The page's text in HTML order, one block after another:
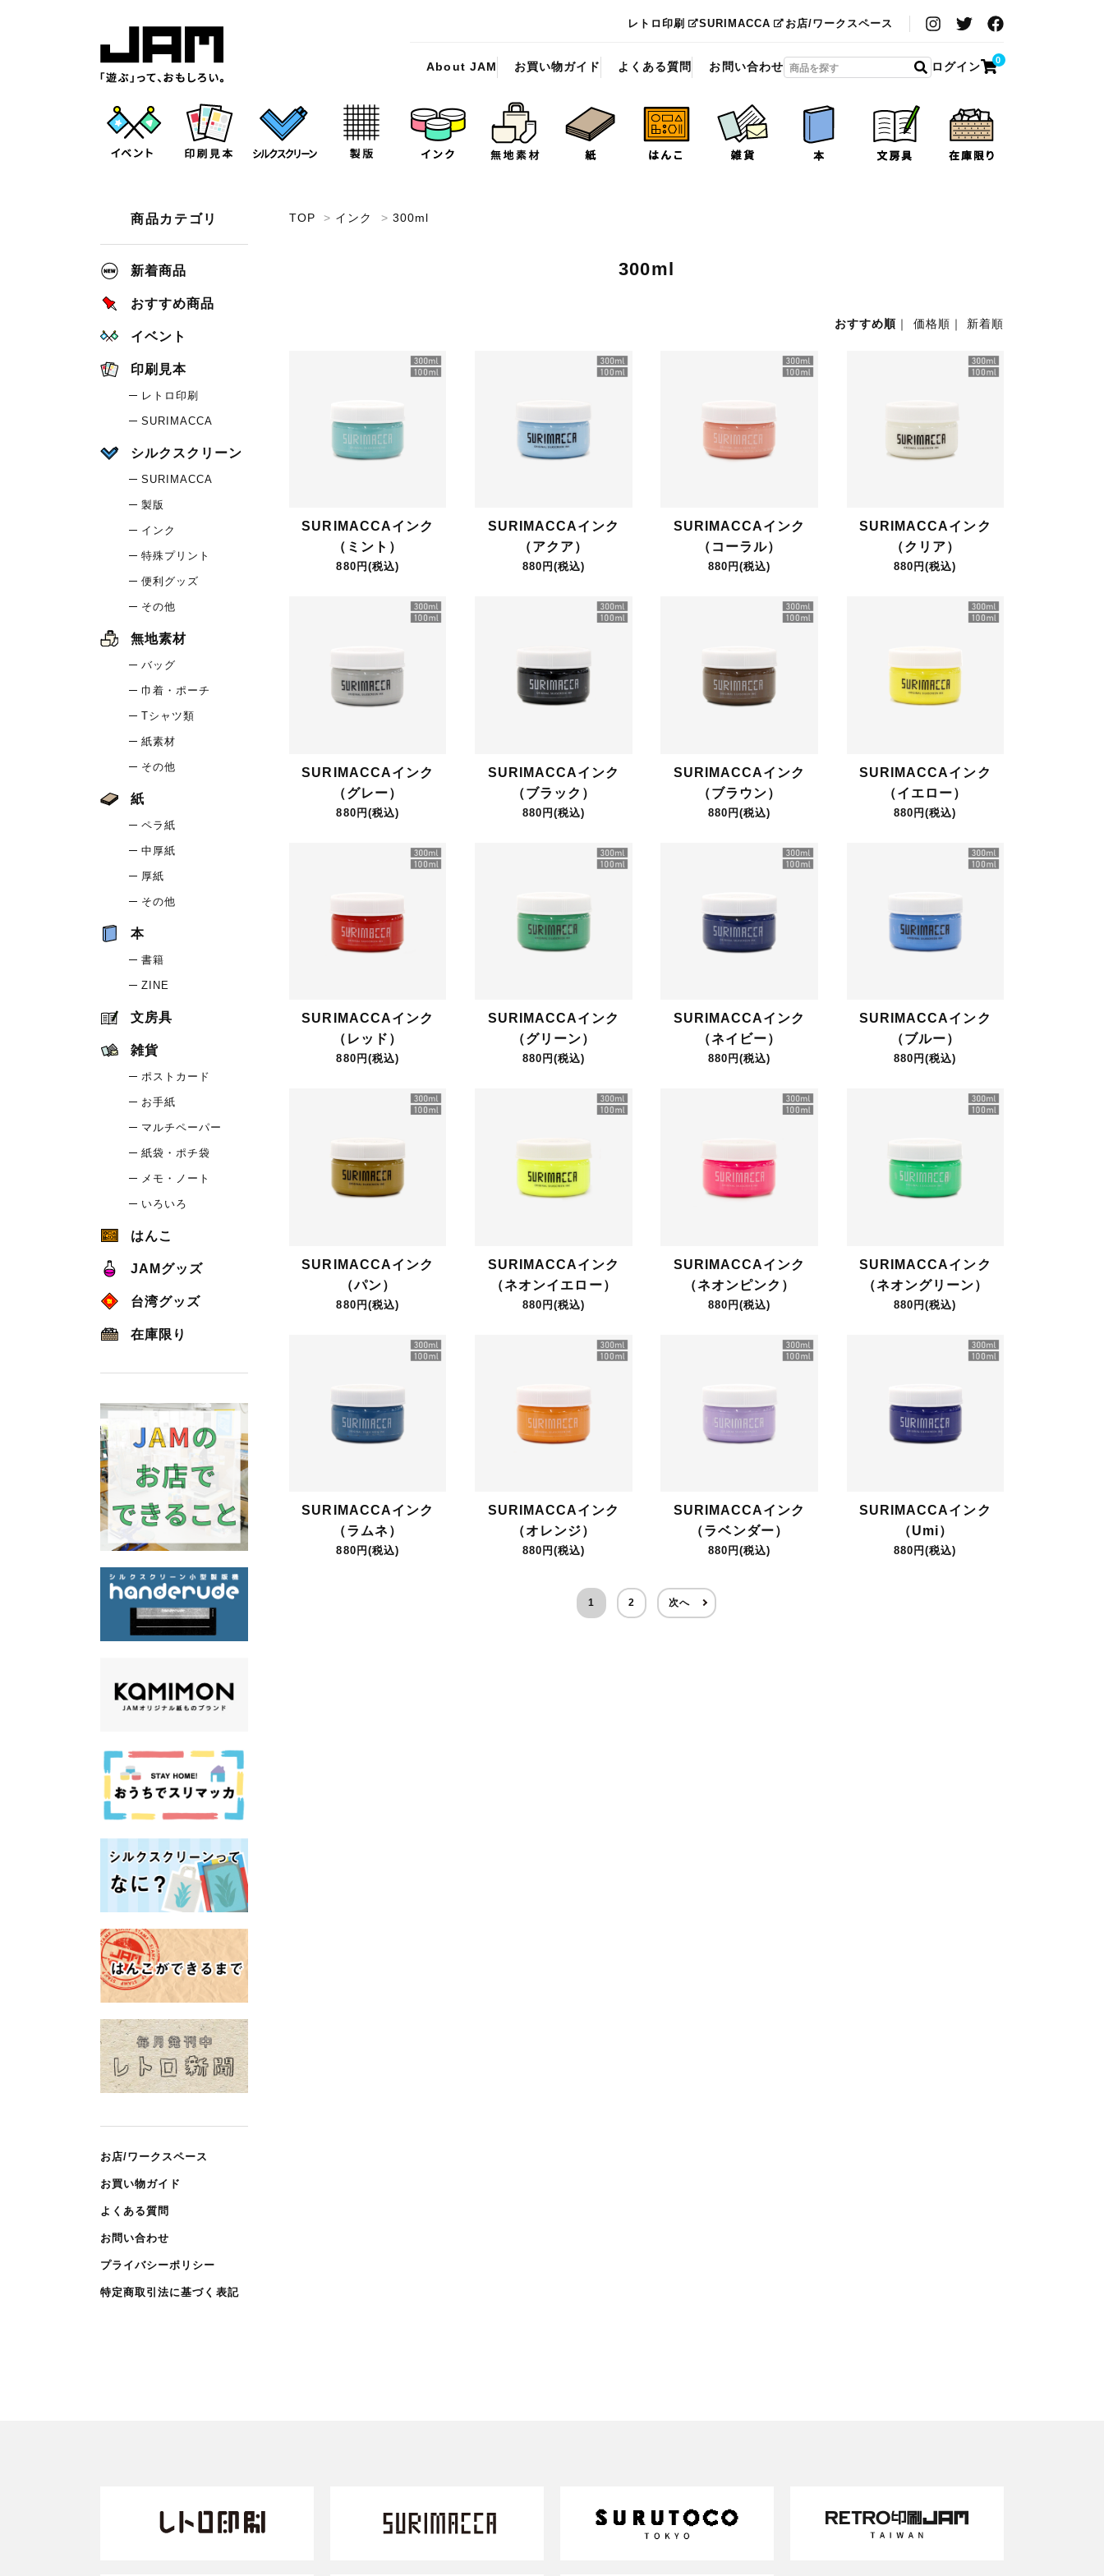
レトロ印刷 SURIMACCA お店/ワークスペース
About JAM お買い物ガイド よくある質問 お問い合わせ ログイン 0
TOP > インク > 300ml
300ml
おすすめ順 ｜ 価格順 ｜ 新着順
SURIMACCAインク
（ミント）
880円(税込)
SURIMACCAインク
（アクア）
880円(税込)
SURIMACCAインク
（コーラル）
880円(税込)
SURIMACCAインク
（クリア）
880円(税込)
SURIMACCAインク
（グレー）
880円(税込)
SURIMACCAインク
（ブラック）
880円(税込)
SURIMACCAインク
（ブラウン）
880円(税込)
SURIMACCAインク
（イエロー）
880円(税込)
SURIMACCAインク
（レッド）
880円(税込)
SURIMACCAインク
（グリーン）
880円(税込)
SURIMACCAインク
（ネイビー）
880円(税込)
SURIMACCAインク
（ブルー）
880円(税込)
SURIMACCAインク
（パン）
880円(税込)
SURIMACCAインク
（ネオンイエロー）
880円(税込)
SURIMACCAインク
（ネオンピンク）
880円(税込)
SURIMACCAインク
（ネオングリーン）
880円(税込)
SURIMACCAインク
（ラムネ）
880円(税込)
SURIMACCAインク
（オレンジ）
880円(税込)
SURIMACCAインク
（ラベンダー）
880円(税込)
SURIMACCAインク
（Umi）
880円(税込)
1 2 次へ
商品カテゴリ
新着商品
おすすめ商品
イベント
印刷見本
レトロ印刷
SURIMACCA
シルクスクリーン
SURIMACCA
製版
インク
特殊プリント
便利グッズ
その他
無地素材
バッグ
巾着・ポーチ
Tシャツ類
紙素材
その他
紙
ペラ紙
中厚紙
厚紙
その他
本
書籍
ZINE
文房具
雑貨
ポストカード
お手紙
マルチペーパー
紙袋・ポチ袋
メモ・ノート
いろいろ
はんこ
JAMグッズ
台湾グッズ
在庫限り
お店/ワークスペース
お買い物ガイド
よくある質問
お問い合わせ
プライバシーポリシー
特定商取引法に基づく表記